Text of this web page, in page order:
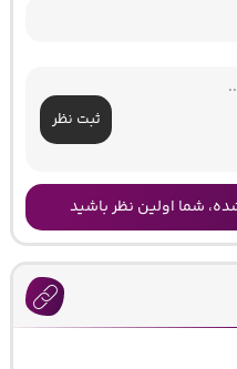
ثبت نظر
شما اولین نظر باشید